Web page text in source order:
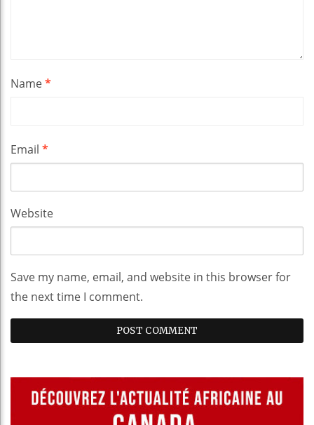
Name*
Email *
Website
Save my name, email, and website in this browser for
the next time I comment.